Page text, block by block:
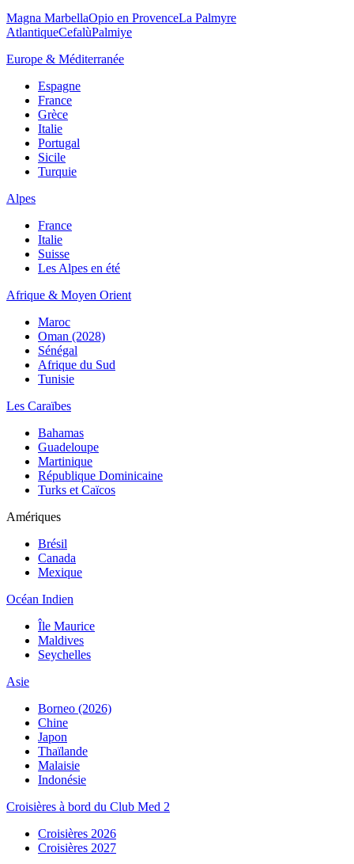
Magna MarbellaOpio en ProvenceLa Palmyre
AtlantiqueCefalùPalmiye
Europe & Méditerranée
Espagne
France
Grèce
Italie
Portugal
Sicile
Turquie
Alpes
France
Italie
Suisse
Les Alpes en été
Afrique & Moyen Orient
Maroc
Oman (2028)
Sénégal
Afrique du Sud
Tunisie
Les Caraïbes
Bahamas
Guadeloupe
Martinique
République Dominicaine
Turks et Caïcos
Amériques
Brésil
Canada
Mexique
Océan Indien
Île Maurice
Maldives
Seychelles
Asie
Borneo (2026)
Chine
Japon
Thaïlande
Malaisie
Indonésie
Croisières à bord du Club Med 2
Croisières 2026
Croisières 2027